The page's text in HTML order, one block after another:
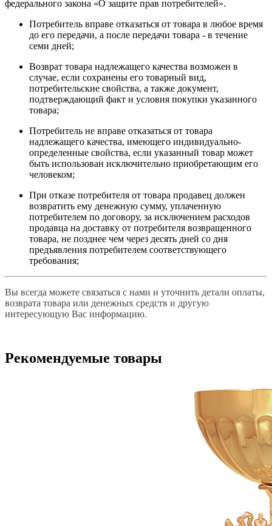
федерального закона «О защите прав потребителей».
Потребитель вправе отказаться от товара в любое время
до его передачи, а после передачи товара - в течение
семи дней;
Возврат товара надлежащего качества возможен в
случае, если сохранены его товарный вид,
потребительские свойства, а также документ,
подтверждающий факт и условия покупки указанного
товара;
Потребитель не вправе отказаться от товара
надлежащего качества, имеющего индивидуально-
определенные свойства, если указанный товар может
быть использован исключительно приобретающим его
человеком;
При отказе потребителя от товара продавец должен
возвратить ему денежную сумму, уплаченную
потребителем по договору, за исключением расходов
продавца на доставку от потребителя возвращенного
товара, не позднее чем через десять дней со дня
предъявления потребителем соответствующего
требования;
Вы всегда можете связаться с нами и уточнить детали оплаты,
возврата товара или денежных средств и другую
интересующую Вас информацию.
Рекомендуемые товары